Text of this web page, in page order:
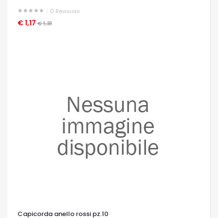
0 Revisioni
€ 1,17 € 1,31
OCCHIATA VELOCE
Capicorda anello rossi pz.10